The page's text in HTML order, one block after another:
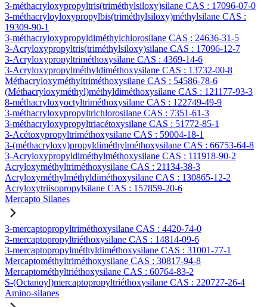
3-méthacryloxypropyltris(triméthylsiloxy)silane CAS : 17096-07-0
3-méthacryloyloxypropylbis(triméthylsiloxy)méthylsilane CAS :
19309-90-1
3-méthacryloxypropyldiméthylchlorosilane CAS : 24636-31-5
3-Acryloxypropyltris(triméthylsiloxy)silane CAS : 17096-12-7
3-Acryloxypropyltriméthoxysilane CAS : 4369-14-6
3-Acryloxypropylméthyldiméthoxysilane CAS : 13732-00-8
Méthacryloxyméthyltriméthoxysilane CAS : 54586-78-6
(Méthacryloxyméthyl)méthyldiméthoxysilane CAS : 121177-93-3
8-méthacryloxyoctyltriméthoxysilane CAS : 122749-49-9
3-méthacryloxypropyltrichlorosilane CAS : 7351-61-3
3-méthacryloxypropyltriacétoxysilane CAS : 51772-85-1
3-Acétoxypropyltriméthoxysilane CAS : 59004-18-1
3-(méthacryloxy)propyldiméthylméthoxysilane CAS : 66753-64-8
3-Acryloxypropyldiméthylméthoxysilane CAS : 111918-90-2
Acryloxyméthyltriméthoxysilane CAS : 21134-38-3
Acryloxyméthylméthyldiméthoxysilane CAS : 130865-12-2
Acryloxytriisopropylsilane CAS : 157859-20-6
Mercapto Silanes
3-mercaptopropyltriméthoxysilane CAS : 4420-74-0
3-mercaptopropyltriéthoxysilane CAS : 14814-09-6
3-mercaptopropylméthyldiméthoxysilane CAS : 31001-77-1
Mercaptométhyltriméthoxysilane CAS : 30817-94-8
Mercaptométhyltriéthoxysilane CAS : 60764-83-2
S-(Octanoyl)mercaptopropyltriéthoxysilane CAS : 220727-26-4
Amino-silanes